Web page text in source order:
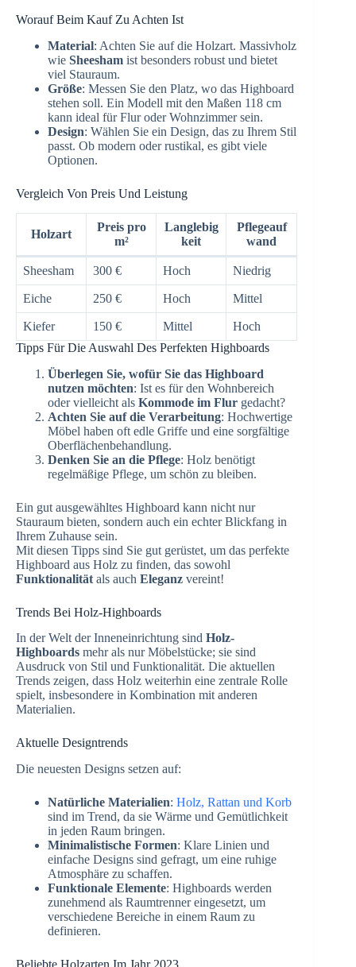
Worauf Beim Kauf Zu Achten Ist
Material: Achten Sie auf die Holzart. Massivholz
wie Sheesham ist besonders robust und bietet
viel Stauraum.
Größe: Messen Sie den Platz, wo das Highboard
stehen soll. Ein Modell mit den Maßen 118 cm
kann ideal für Flur oder Wohnzimmer sein.
Design: Wählen Sie ein Design, das zu Ihrem Stil
passt. Ob modern oder rustikal, es gibt viele
Optionen.
Vergleich Von Preis Und Leistung
Holzart
Preis pro
m²
Langlebig
keit
Pflegeauf
wand
Sheesham 300 € Hoch Niedrig
Eiche 250 € Hoch Mittel
Kiefer 150 € Mittel
Hoch
Tipps Für Die Auswahl Des Perfekten Highboards
Überlegen Sie, wofür Sie das Highboard
nutzen möchten: Ist es für den Wohnbereich
oder vielleicht als Kommode im Flur gedacht?
Achten Sie auf die Verarbeitung: Hochwertige
Möbel haben oft edle Griffe und eine sorgfältige
Oberflächenbehandlung.
Denken Sie an die Pflege: Holz benötigt
regelmäßige Pflege, um schön zu bleiben.
Ein gut ausgewähltes Highboard kann nicht nur
Stauraum bieten, sondern auch ein echter Blickfang in
Ihrem Zuhause sein.
Mit diesen Tipps sind Sie gut gerüstet, um das perfekte
Highboard aus Holz zu finden, das sowohl
Funktionalität als auch Eleganz vereint!
Trends Bei Holz-Highboards
In der Welt der Inneneinrichtung sind Holz-
Highboards mehr als nur Möbelstücke; sie sind
Ausdruck von Stil und Funktionalität. Die aktuellen
Trends zeigen, dass Holz weiterhin eine zentrale Rolle
spielt, insbesondere in Kombination mit anderen
Materialien.
Aktuelle Designtrends
Die neuesten Designs setzen auf:
Natürliche Materialien: Holz, Rattan und Korb
sind im Trend, da sie Wärme und Gemütlichkeit
in jeden Raum bringen.
Minimalistische Formen: Klare Linien und
einfache Designs sind gefragt, um eine ruhige
Atmosphäre zu schaffen.
Funktionale Elemente: Highboards werden
zunehmend als Raumtrenner eingesetzt, um
verschiedene Bereiche in einem Raum zu
definieren.